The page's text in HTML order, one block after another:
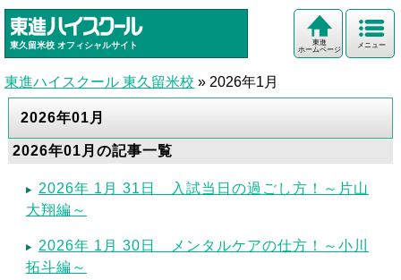
東久留米校 オフィシャルサイト メニュー
東進
ホームページ
東進ハイスクール 東久留米校 » 2026年1月
2026年01月
2026年01月の記事一覧
2026年 1月 31日 入試当日の過ごし方！～片山
大翔編～
2026年 1月 30日 メンタルケアの仕方！～小川
拓斗編～